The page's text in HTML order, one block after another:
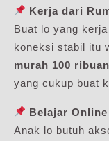
Kerja dari
Buat lo yang
koneksi stabil itu
murah 100
yang cukup buat
Belajar
Anak lo butuh